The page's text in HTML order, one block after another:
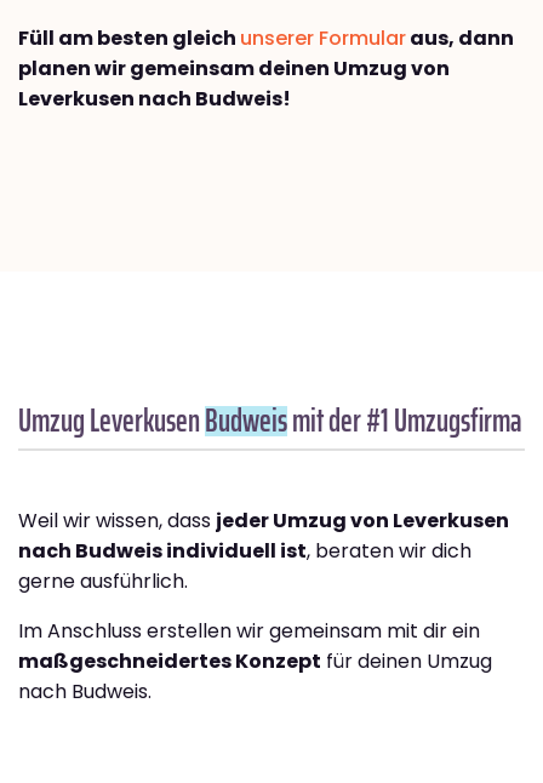
Füll am besten gleich unserer Formularaus, dann
planen wir gemeinsam deinen Umzug von
Leverkusen nach Budweis!
Umzug LeverkusenBudweismit der #1 Umzugsfirma
Weil wir wissen, dass jeder Umzug von Leverkusen
nach Budweis individuell ist, beraten wir dich
gerne ausführlich.
Im Anschluss erstellen wir gemeinsam mit dir ein
maßgeschneidertes Konzept für deinen Umzug
nach Budweis.